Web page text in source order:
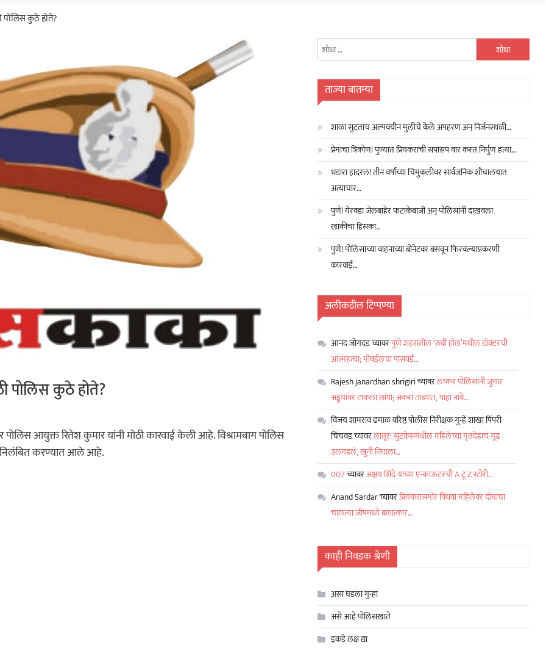
पोलिस कुठे होते?
पोलिस कुठे होते?
आयुक्त रितेश कुमार यांनी मोठी कारवाई केली आहे. विश्रामबाग पोलिस
निलंबित करण्यात आले आहे.
शोध
ताज्या बातम्या
शाळा सुटताच अल्पवयीन मुलीचे केले अपहरण अन् निर्जनस्थळी…
प्रेमाचा त्रिकोण! पुण्यात प्रियकराची सपासप वार करत निर्घुण हत्या…
भंडारा हादरलं! तीन वर्षांच्या चिमुकलीवर सार्वजनिक शौचालयात
अत्याचार…
पुणे! येरवडा जेलबाहेर फटाकेबाजी अन् पोलिसांनी दाखवला
खाकीचा हिसका…
पुणे! पोलिसांच्या वाहनाच्या बोनेटवर बसवून फिरवल्याप्रकरणी
कारवाई…
अलीकडील टिप्पण्या
आनंद जोगदंडच्यावरपुणे शहरातील ‘रुबी हॉल’मधील डॉक्टरची
आत्महत्या; मोबईलचा पासवर्ड…
Rajesh janardhan shrigiriच्यावरलष्कर पोलिसांनी जुगार
अड्डयावर टाकला छापा; अकरा ताब्यात, पाहा नावे…
विजय शामराव ढमाळ वरिष्ठ पोलीस निरीक्षक गुन्हे शाखा पिंपरी
चिंचवडच्यावरलातूर! सुटकेसमधील महिलेच्या मृतदेहाचं गूढ
उलगडलं, खुनी निघाला…
007च्यावरअक्षय शिंदे याच्या एन्काऊंटरची A टू Z स्टोरी…
Anand Sardarच्यावरप्रियकरासमोर विधवा महिलेवर दोघांचा
चालत्या जीपमध्ये बलात्कार…
काही निवडक श्रेणी
असा घडला गुन्हा
असे आहे पोलिसखाते
इकडे लक्ष द्या